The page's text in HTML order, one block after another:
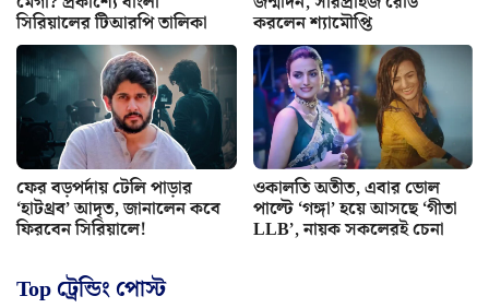
সিরিয়ালের টিআরপি তালিকা করলেন শ্যামৌপ্তি
ফের বড়পর্দায় টেলি পাড়ার
‘হাটথ্রব’ আদৃত, জানালেন কবে
ফিরবেন সিরিয়ালে!
ওকালতি অতীত, এবার ভোল
পাল্টে ‘গঙ্গা’ হয়ে আসছে ‘গীতা
LLB’, নায়ক সকলেরই চেনা
Top ট্রেন্ডিং পোস্ট